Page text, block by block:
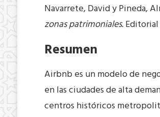
Navarrete, David y Pineda,
zonas patrimoniales.Editorial
Resumen
Airbnb es un modelo de
en las ciudades de alta
centros históricos